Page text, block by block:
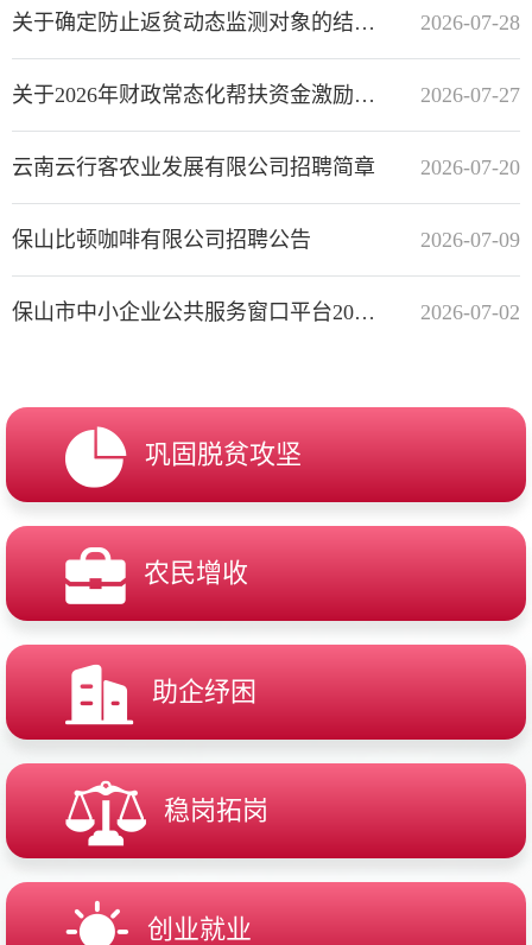
关于确定防止返贫动态监测对象的结果公告 2026-07-28
关于2026年财政常态化帮扶资金激励奖惩资金安排情况的公示 2026-07-27
云南云行客农业发展有限公司招聘简章 2026-07-20
保山比顿咖啡有限公司招聘公告 2026-07-09
保山市中小企业公共服务窗口平台2026年6月服务开展情况通报 2026-07-02
巩固脱贫攻坚
农民增收
助企纾困
稳岗拓岗
创业就业